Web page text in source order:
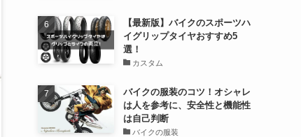
【最新版】バイクのスポーツハ
イグリップタイヤおすすめ5
選！
カスタム
バイクの服装のコツ！オシャレ
は人を参考に、安全性と機能性
は自己判断
バイクの服装